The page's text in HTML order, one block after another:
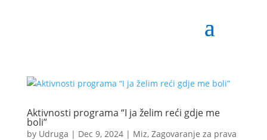
Aktivnosti programa “I ja želim reći gdje me
boli”
by Udruga | Dec 9, 2024| Miz, Zagovaranje za prava